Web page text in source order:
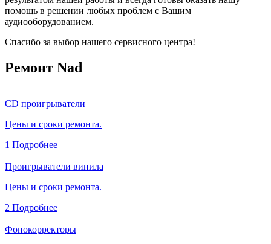
помощь в решении любых проблем с Вашим
аудиооборудованием.
Спасибо за выбор нашего сервисного центра!
Ремонт Nad
CD проигрыватели
Цены и сроки ремонта.
1 Подробнее
Проигрыватели винила
Цены и сроки ремонта.
2 Подробнее
Фонокорректоры